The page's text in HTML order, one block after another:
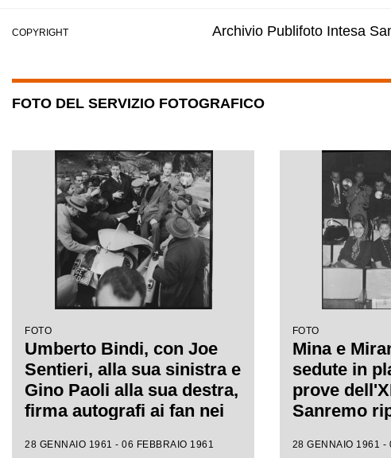
COPYRIGHT Archivio Publifoto Intesa
FOTO DEL SERVIZIO FOTOGRAFICO
FOTO
Umberto Bindi, con Joe
Sentieri, alla sua sinistra e
Gino Paoli alla sua destra,
firma autografi ai fan nei
Sanremo
28 GENNAIO 1961 - 06 FEBBRAIO 1961
FOTO
Mina e
sedute in
prove
Sanremo
28 GENNAIO 1961 -